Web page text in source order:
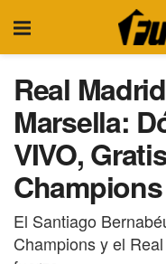
Real
Marsella:
VIVO,
El Santiago
Champions y el